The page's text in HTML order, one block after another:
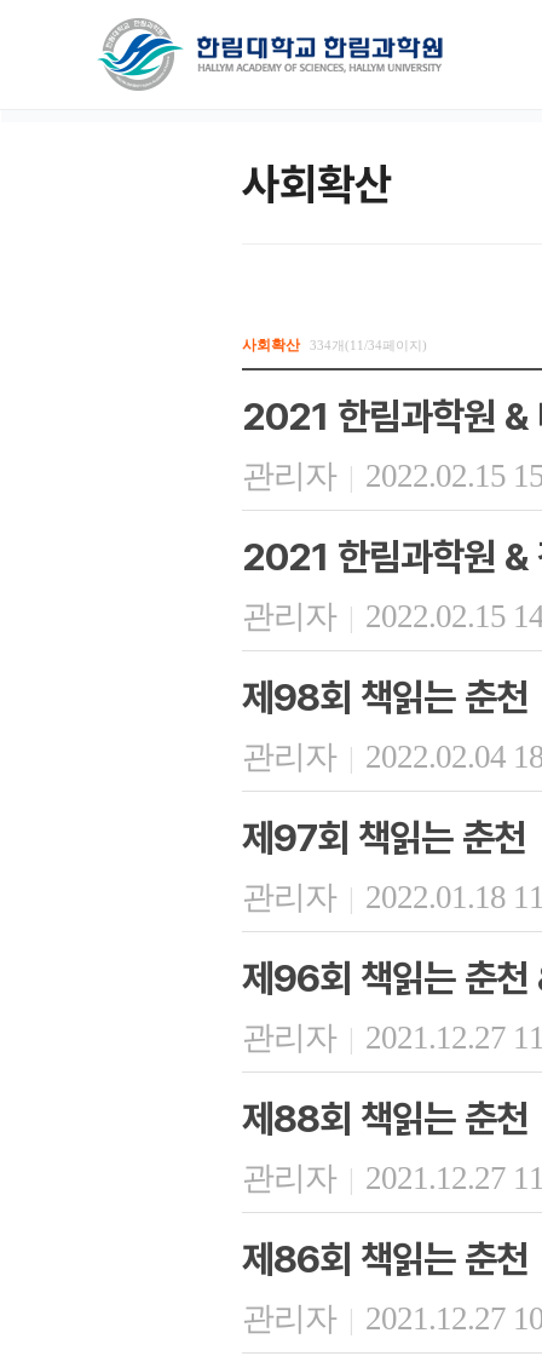
사회확산
사회확산 334개(11/34페이지)
2021 한림과학원 &
관리자 | 2022.02.15
2021 한림과학원 &
관리자 | 2022.02.15
제98회 책읽는 춘천
관리자 | 2022.02.04
제97회 책읽는 춘천
관리자 | 2022.01.18
제96회 책읽는 춘천
관리자 | 2021.12.27
제88회 책읽는 춘천
관리자 | 2021.12.27
제86회 책읽는 춘천
관리자 | 2021.12.27